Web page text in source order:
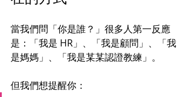
當我們問「你是誰？」很多人第一反應
是：「我是 HR」、「我是顧問」、「我
是媽媽」、「我是某某認證教練」。
但我們想提醒你：